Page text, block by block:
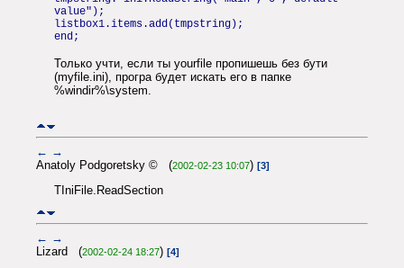
value");
listbox1.items.add(tmpstring);
end;
Только учти, если ты yourfile пропишешь без бути
(myfile.ini), програ будет искать его в папке
%windir%\system.
← →
Anatoly Podgoretsky © (2002-02-23 10:07) [3]
TIniFile.ReadSection
← →
Lizard (2002-02-24 18:27) [4]